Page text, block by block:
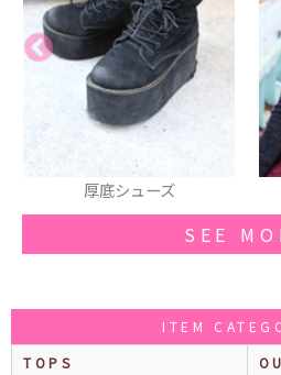
ワンピース
SEE
ITEM
TOPS